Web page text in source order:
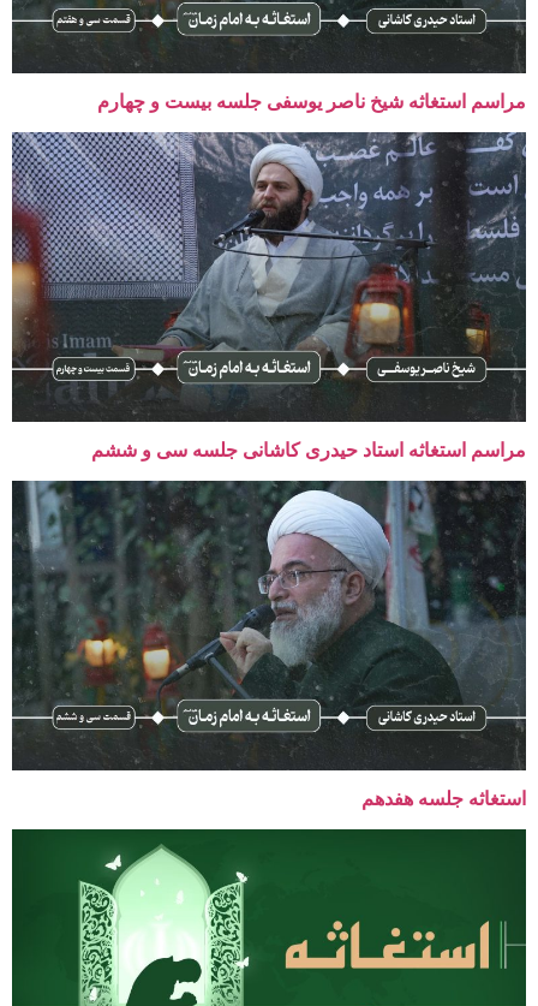
مراسم استغاثه شیخ ناصر یوسفی جلسه بیست و چهارم
مراسم استغاثه استاد حیدری کاشانی جلسه سی و ششم
استغاثه جلسه هفدهم